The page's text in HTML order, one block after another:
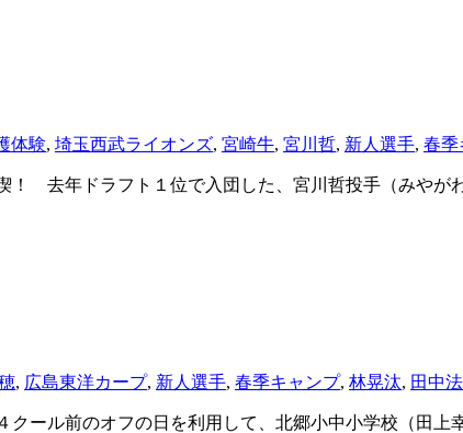
体験, 埼玉西武ライオンズ, 宮崎牛, 宮川哲, 新人選手, 春季
！ 去年ドラフト１位で入団した、宮川哲投手（みや
, 広島東洋カープ, 新人選手, 春季キャンプ, 林晃汰, 田中
ール前のオフの日を利用して、北郷小中小学校（田上